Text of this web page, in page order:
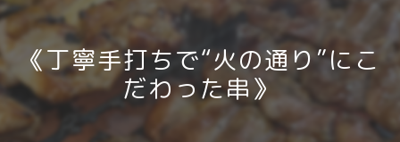
《丁寧手打ちで“火の通り”にこ
だわった串》